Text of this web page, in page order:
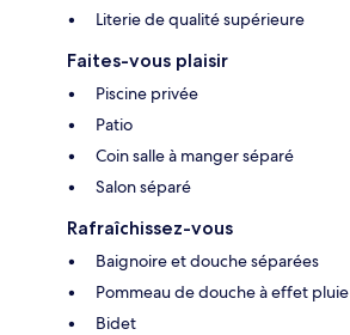
Literie de qualité supérieure
Faites-vous plaisir
Piscine privée
Patio
Coin salle à manger séparé
Salon séparé
Rafraîchissez-vous
Baignoire et douche séparées
Pommeau de douche à effet pluie
Bidet